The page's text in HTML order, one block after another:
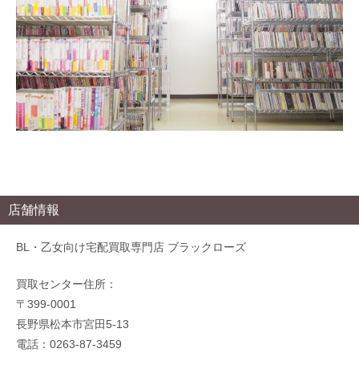
店舗情報
BL・乙女向け宅配買取専門店 ブラックローズ
買取センター住所：
〒399-0001
長野県松本市宮田5-13
電話：0263-87-3459